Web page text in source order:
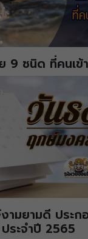
9 ชนิด ที่คนเข้
ามยามดี ประก
ประจำปี 2565